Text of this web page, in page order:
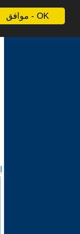
موافق - OK